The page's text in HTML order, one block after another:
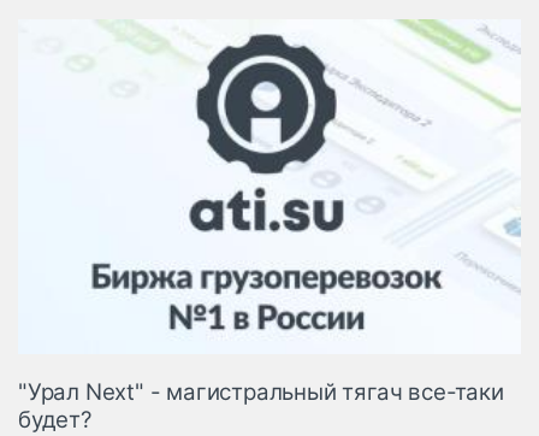
"Урал Next" - магистральный тягач все-таки
будет?